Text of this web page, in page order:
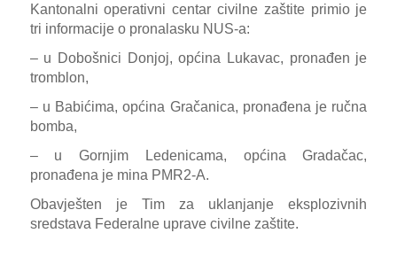
Kantonalni operativni centar civilne zaštite primio je
tri informacije o pronalasku NUS-a:
– u Dobošnici Donjoj, općina Lukavac, pronađen je
tromblon,
– u Babićima, općina Gračanica, pronađena je ručna
bomba,
– u Gornjim Ledenicama, općina Gradačac,
pronađena je mina PMR2-A.
Obavješten je Tim za uklanjanje eksplozivnih
sredstava Federalne uprave civilne zaštite.